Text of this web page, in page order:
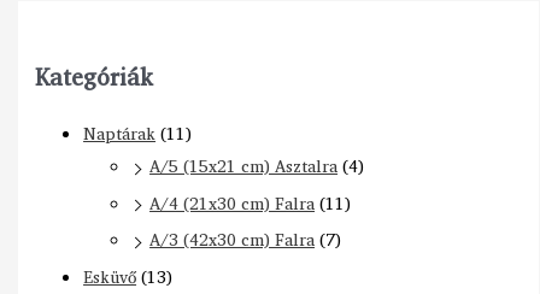
Kategóriák
Naptárak(11)
A/5 (15x21 cm) Asztalra(4)
A/4 (21x30 cm) Falra(11)
A/3 (42x30 cm) Falra(7)
Esküvő(13)